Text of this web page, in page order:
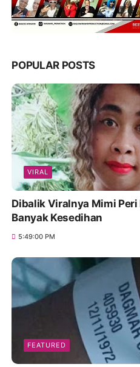
POPULAR POSTS
VIRAL
Dibalik Viralnya Mimi
Banyak Kesedihan
5:49:00 PM
FEATURED